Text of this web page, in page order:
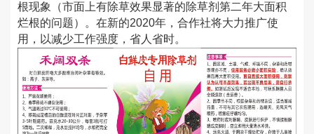
根现象（市面上有除草效果显著的除草剂第二年大面积
烂根的问题）。在新的2020年，合作社将大力推广使
用，以减少工作强度，省人省时。